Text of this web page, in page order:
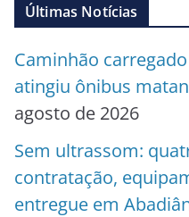
Últimas Notícias
Caminhão
atingiu ônibus
agosto de 2026
Sem ultrassom:
contratação,
entregue em